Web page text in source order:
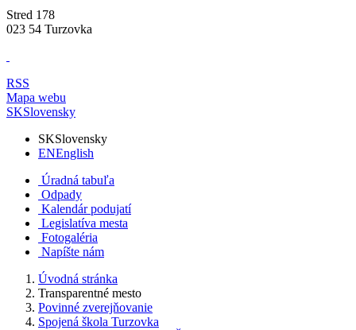
Stred 178
023 54 Turzovka
RSS
Mapa webu
SKSlovensky
SKSlovensky
ENEnglish
Úradná tabuľa
Odpady
Kalendár podujatí
Legislatíva mesta
Fotogaléria
Napíšte nám
Úvodná stránka
Transparentné mesto
Povinné zverejňovanie
Spojená škola Turzovka